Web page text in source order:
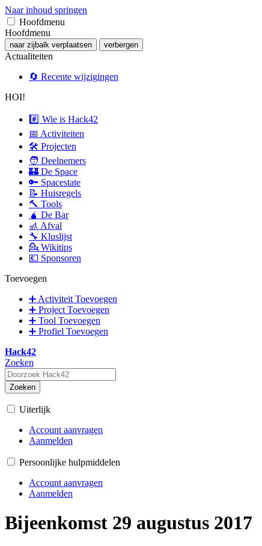
Naar inhoud springen
Hoofdmenu
Hoofdmenu
naar zijbalk verplaatsen verbergen
Actualiteiten
🔄 Recente wijzigingen
HOI!
#️⃣ Wie is Hack42
📅 Activiteiten
🛠 Projecten
🧑 Deelnemers
🏰 De Space
🔑 Spacestate
📝 Huisregels
🔨 Tools
🧉 De Bar
🚮 Afval
🔧 Kluslijst
💁 Wikitips
💶 Sponsoren
Toevoegen
➕ Activiteit Toevoegen
➕ Project Toevoegen
➕ Tool Toevoegen
➕ Profiel Toevoegen
Hack42
Zoeken
Zoeken
Uiterlijk
Account aanvragen
Aanmelden
Persoonlijke hulpmiddelen
Account aanvragen
Aanmelden
Bijeenkomst 29 augustus 2017